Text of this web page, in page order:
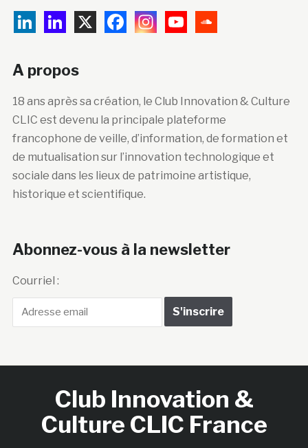
A propos
18 ans après sa création, le Club Innovation & Culture
CLIC est devenu la principale plateforme
francophone de veille, d’information, de formation et
de mutualisation sur l’innovation technologique et
sociale dans les lieux de patrimoine artistique,
historique et scientifique.
Abonnez-vous à la newsletter
Courriel :
Club Innovation &
Culture CLIC France